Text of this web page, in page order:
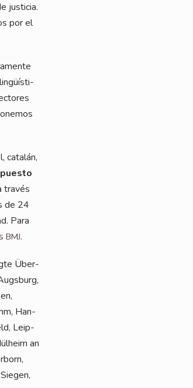
jus­ti­cia.
por el
catalán,
tra­vés
de 24
Para
BMJ.
Über­
Han­
Leip­
an